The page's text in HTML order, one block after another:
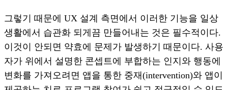
그렇기 때문에 UX 설계 측면에서 이러한 기능을 일상
생활에서 습관화 되게끔 만들어내는 것은 필수적이다.
이것이 안되면 약효에 문제가 발생하기 때문이다. 사용
자가 위에서 설명한 콘셉트에 부합하는 인지와 행동에
변화를 가져오려면 앱을 통한 중재(intervention)와 앱이